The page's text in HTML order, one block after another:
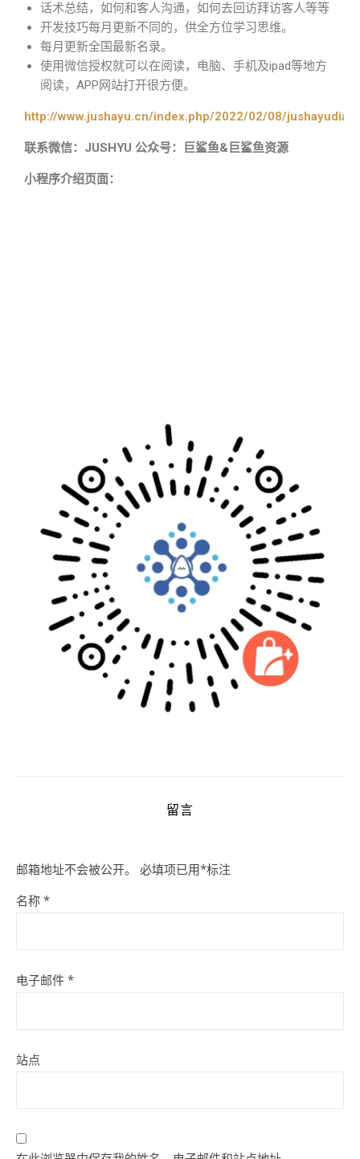
话术总结，如何和客人沟通，如何去回访拜访客人等等
开发技巧每月更新不同的，供全方位学习思维。
每月更新全国最新名录。
使用微信授权就可以在阅读，电脑、手机及ipad等地方
阅读，APP网站打开很方便。
http://www.jushayu.cn/index.php/2022/02/08/
联系微信：JUSHYU 公众号：巨鲨鱼&巨鲨鱼资源
小程序介绍页面：
留言
邮箱地址不会被公开。 必填项已用*标注
名称 *
电子邮件 *
站点